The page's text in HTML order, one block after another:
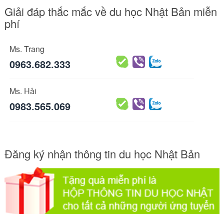
Giải đáp thắc mắc về du học Nhật Bản miễn
phí
Ms. Trang
0963.682.333
Ms. Hải
0983.565.069
Đăng ký nhận thông tin du học Nhật Bản